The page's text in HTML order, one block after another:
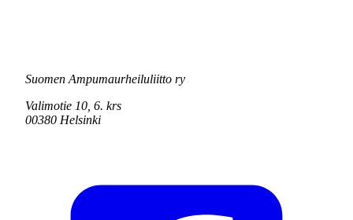
Suomen Ampumaurheiluliitto ry
Valimotie 10, 6. krs
00380 Helsinki